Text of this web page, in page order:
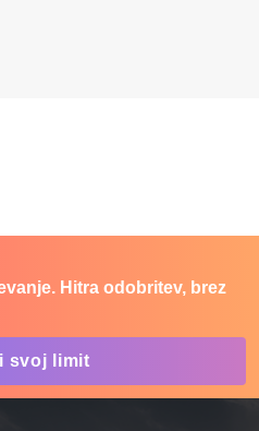
Hitra odobritev, brez
svoj limit